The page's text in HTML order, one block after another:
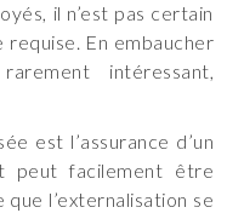
il n’est pas certain
requise. En embaucher
intéressant,
est l’assurance d’un
peut facilement être
l’externalisation se